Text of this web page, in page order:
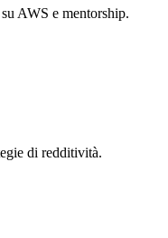
AWS e mentorship.
di redditività.